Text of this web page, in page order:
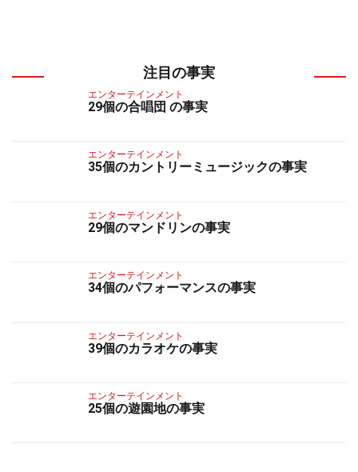
注目の事実
エンターテインメント
29個の合唱団 の事実
エンターテインメント
35個のカントリーミュージックの事実
エンターテインメント
29個のマンドリンの事実
エンターテインメント
34個のパフォーマンスの事実
エンターテインメント
39個のカラオケの事実
エンターテインメント
25個の遊園地の事実